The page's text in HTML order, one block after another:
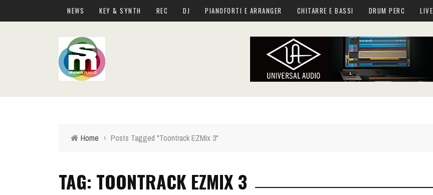
NEWS KEY & SYNTH REC DJ PIANOFORTI E ARRANGER CHITARRE E BASSI DRUM PERC LIVE
Home › Posts Tagged "Toontrack EZMix 3"
TAG: TOONTRACK EZMIX 3